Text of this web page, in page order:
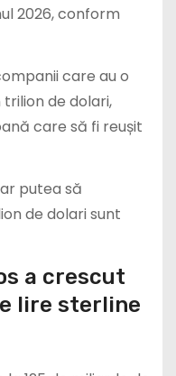
2026, conform
care au o
de dolari,
care să fi reușit
putea să
de dolari sunt
a crescut
lire sterline